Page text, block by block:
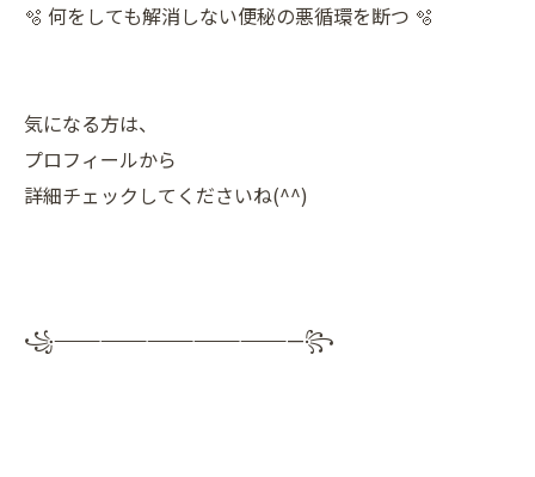
🫧 何をしても解消しない便秘の悪循環を断つ 🫧
気になる方は、
プロフィールから
詳細チェックしてくださいね(^^)
꧁————————————————꧂